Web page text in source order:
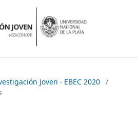
Joven - EBEC 2020 /